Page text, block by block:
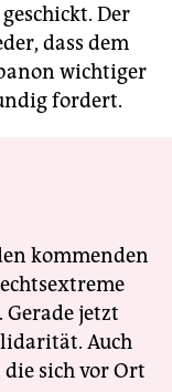
Der
dass dem
wichtiger
fordert.
kommenden
jetzt
Auch
sich vor Ort